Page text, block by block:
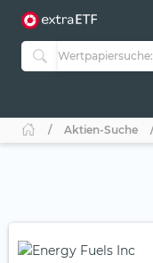
Aktien-Suche